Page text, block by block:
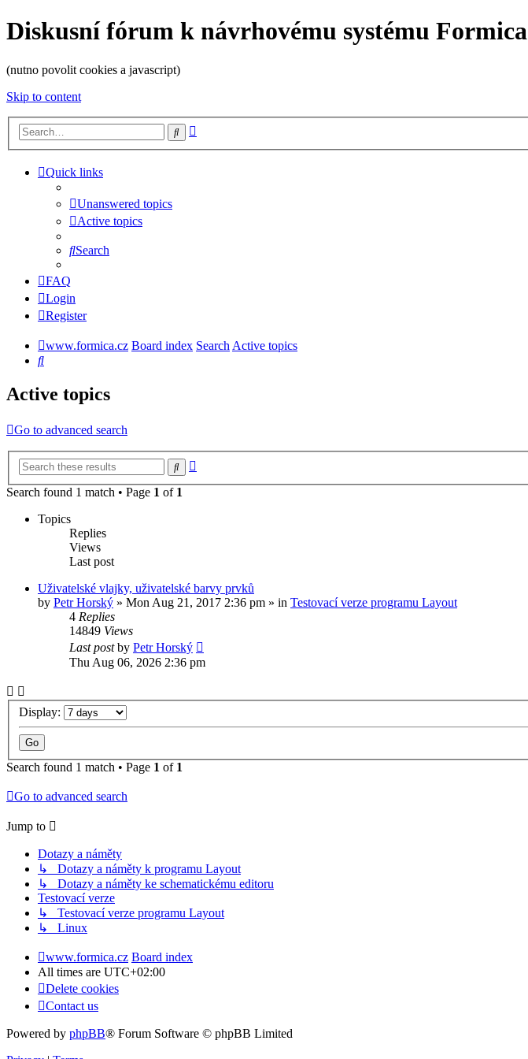
Diskusní fórum k návrhovému systému Formica
(nutno povolit cookies a javascript)
Skip to content
Search
Quick links
Unanswered topics
Active topics
Search
FAQ
Login
Register
www.formica.cz Board index SearchActive topics
Search
Active topics
Go to advanced search
Search
Search found 1 match • Page 1 of 1
Topics
Replies
Views
Last post
Uživatelské vlajky, uživatelské barvy prvků
by Petr Horský » Mon Aug 21, 2017 2:36 pm » in Testovací verze programu Layout
4 Replies
14849 Views
Last postby Petr Horský
Thu Aug 06, 2026 2:36 pm
Display:
Search found 1 match • Page 1 of 1
Go to advanced search
Jump to
Dotazy a náměty
↳ Dotazy a náměty k programu Layout
↳ Dotazy a náměty ke schematickému editoru
Testovací verze
↳ Testovací verze programu Layout
↳ Linux
www.formica.cz Board index
All times are UTC+02:00
Delete cookies
Contact us
Powered by phpBB® Forum Software © phpBB Limited